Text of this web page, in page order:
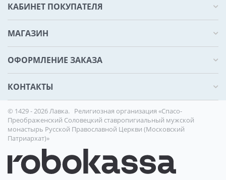
КАБИНЕТ ПОКУПАТЕЛЯ
МАГАЗИН
ОФОРМЛЕНИЕ ЗАКАЗА
КОНТАКТЫ
© 1429 - 2026 Лавка. Религиозная организация «Спасо-
Преображенский Соловецкий ставропигиальный мужской
монастырь Русской Православной Церкви (Московский
Патриархат)»